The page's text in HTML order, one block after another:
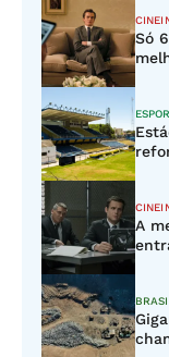
Só
A